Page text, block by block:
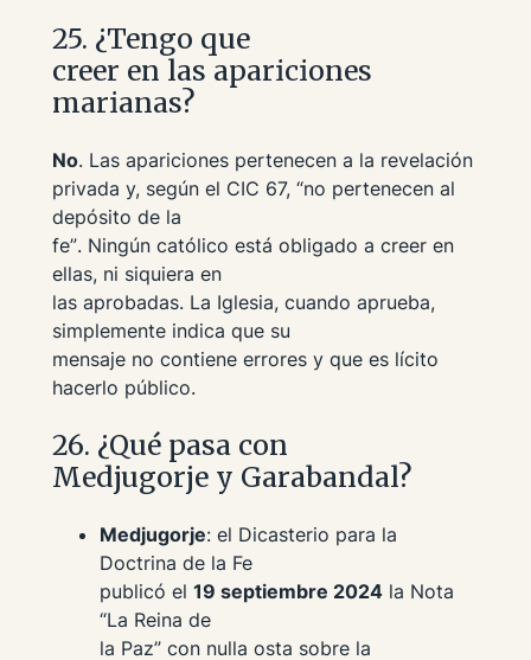
25. ¿Tengo que
creer en las apariciones
marianas?
No. Las apariciones pertenecen a la revelación
privada y, según el CIC 67, “no pertenecen al
depósito de la
fe”. Ningún católico está obligado a creer en
ellas, ni siquiera en
las aprobadas. La Iglesia, cuando aprueba,
simplemente indica que su
mensaje no contiene errores y que es lícito
hacerlo público.
26. ¿Qué pasa con
Medjugorje y Garabandal?
Medjugorje: el Dicasterio para la
Doctrina de la Fe
publicó el 19 septiembre 2024la Nota
“La Reina de
la Paz”con nulla osta sobre la